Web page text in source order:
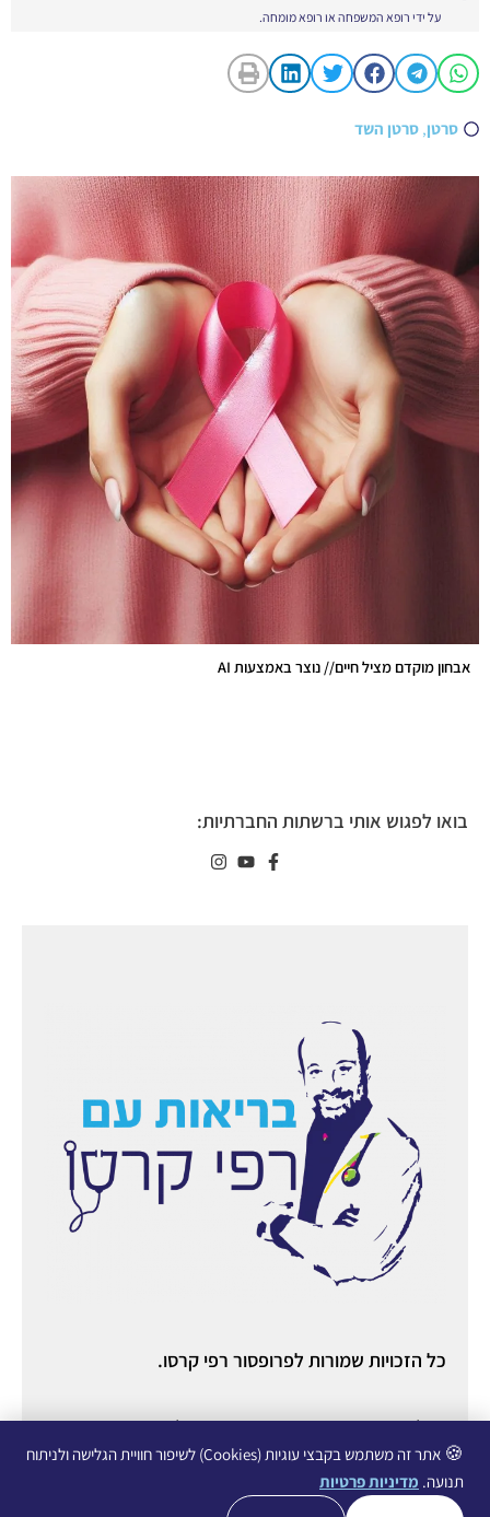
על ידי רופא המשפחה או רופא מומחה.
סרטן, סרטן השד
אבחון מוקדם מציל חיים// נוצר באמצעות AI
כל הזכויות שמורות לפרופסור רפי קרסו.
ניהול ואחסון אתר:יניב מורוזובסקי○ ניהול תוכן ורשתות
חברתיות:עופרי גליכמן ○הצהרת נגישות○מדיניות פרטיות
בואו לפגוש אותי ברשתות החברתיות:
🍪
אתר זה משתמש בקבצי עוגיות (Cookies) לשיפור חוויית הגלישה ולניתוח
תנועה. מדיניות פרטיות